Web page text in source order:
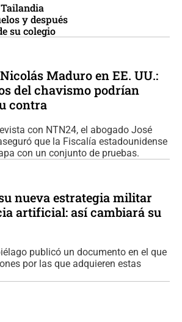
y después
su colegio
Maduro en EE. UU.:
del chavismo podrían
contra
con NTN24, el abogado José
que la Fiscalía estadounidense
con un conjunto de pruebas.
nueva estrategia militar
artificial: así cambiará su
publicó un documento en el que
por las que adquieren estas